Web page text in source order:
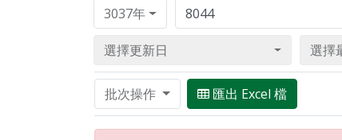
3037年
選擇更新日 選擇
批次操作 匯出 Excel 檔